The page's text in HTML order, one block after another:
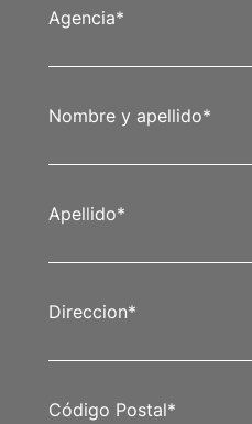
Agencia*
Nombre y apellido*
Apellido*
Direccion*
Código Postal*